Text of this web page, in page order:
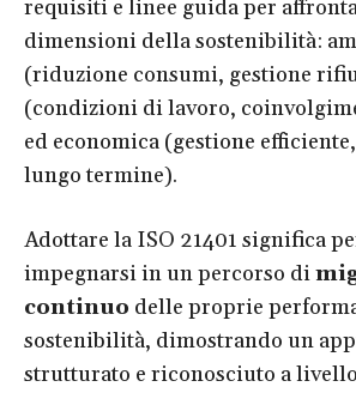
requisiti e linee guida per
dimensioni della sostenibilità:
(riduzione consumi, gestione
(condizioni di lavoro,
ed economica (gestione
lungo termine).
Adottare la ISO 21401 significa
impegnarsi in un percorso di
continuo delle proprie
sostenibilità, dimostrando un
strutturato e riconosciuto a